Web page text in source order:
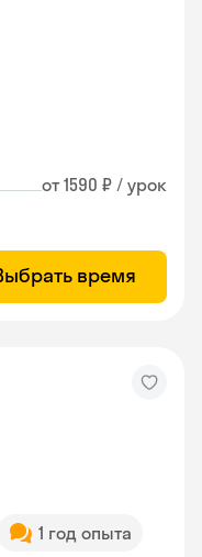
от 1590 ₽ / урок
время
1 год опыта